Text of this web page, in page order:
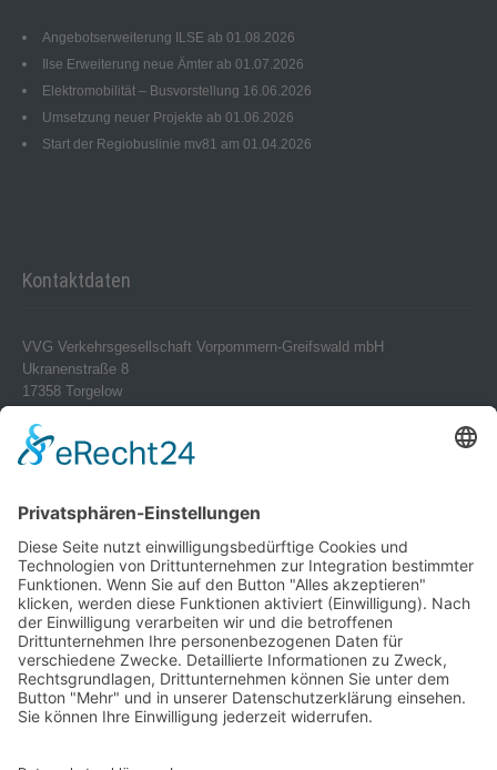
Angebotserweiterung ILSE ab 01.08.2026
Ilse Erweiterung neue Ämter ab 01.07.2026
Elektromobilität – Busvorstellung 16.06.2026
Umsetzung neuer Projekte ab 01.06.2026
Start der Regiobuslinie mv81 am 01.04.2026
Kontaktdaten
VVG Verkehrsgesellschaft Vorpommern-Greifswald mbH
Ukranenstraße 8
17358 Torgelow
Telefax 0 39 76 – 24 02 24
info@vvg-bus.de
Betriebshof Pasewalk
Torgelower Str. 18
17309 Pasewalk
Betriebshof Jarmen
Demminer Str. 43
17126 Jarmen
Telefon 03 99 97 – 1 03 08
Telefax 03 99 97 – 1 03 18
jarmen@vvg-bus.de
Verwendung von Cookies
Um unsere Website für Sie optimal
zu gestalten und fortlaufend